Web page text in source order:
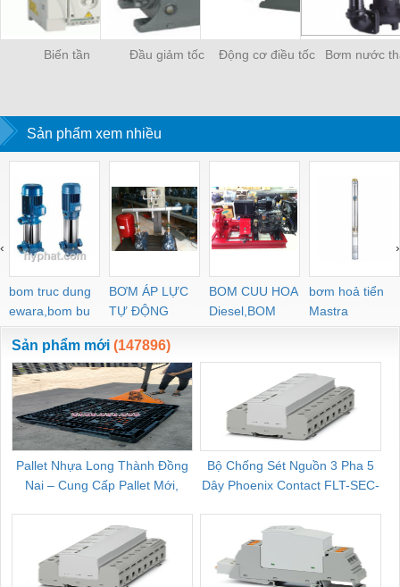
Biến tần Đầu giảm tốc Động cơ điều tốc Bơm nước
Sản phẩm xem nhiều
bom truc dung
ewara,bom bu
ewara
BƠM ÁP LỰC
TỰ ĐỘNG
BOM CUU HOA
Diesel,BOM
CHUA CHAY
bơm hoả tiển
Mastra
‹ ›
Sản phẩm mới (147896)
Pallet Nhựa Long Thành Đồng
Nai – Cung Cấp Pallet Mới,
Bộ Chống Sét Nguồn 3 Pha 5
Dây Phoenix Contact FLT-SEC-